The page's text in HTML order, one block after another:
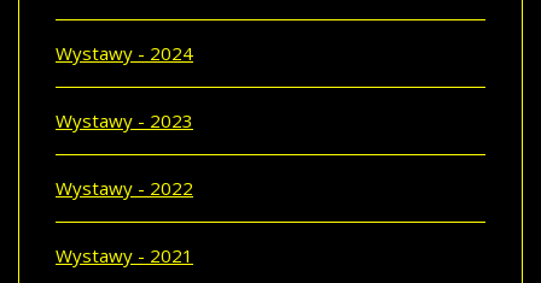
Wystawy - 2024
Wystawy - 2023
Wystawy - 2022
Wystawy - 2021